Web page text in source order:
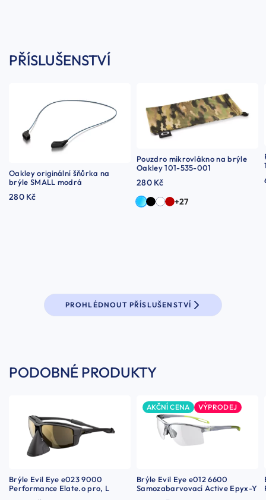
PŘÍSLUŠENSTVÍ
Oakley originální šňůrka na
brýle SMALL modrá
280 Kč
Pouzdro mikrovlákno na brýle
Oakley 101-535-001
280 Kč
+27
PROHLÉDNOUT PŘÍSLUŠENSTVÍ
PODOBNÉ PRODUKTY
Brýle Evil Eye e023 9000
Performance Elate.o pro, L
AKČNÍ CENA VÝPRODEJ
Brýle Evil Eye e012 6600
Samozabarvovací Active Epyx-Y